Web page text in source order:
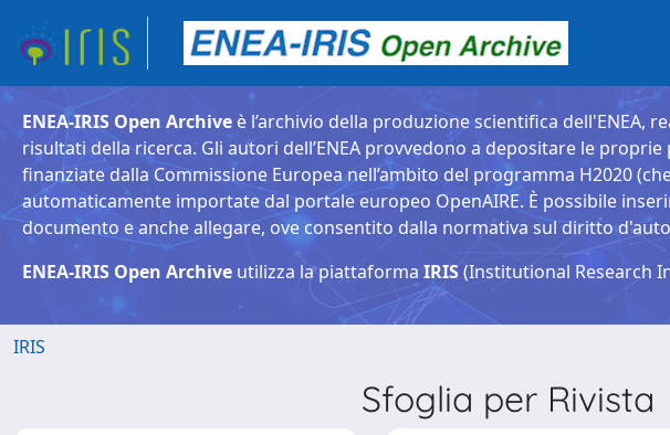
ENEA-IRIS Open Archive è l’archivio della produzione scientifica dell'ENEA,
risultati della ricerca. Gli autori dell’ENEA provvedono a depositare le
finanziate dalla Commissione Europea nell’ambito del programma H2020
automaticamente importate dal portale europeo OpenAIRE. È possibile
documento e anche allegare, ove consentito dalla normativa sul diritto
ENEA-IRIS Open Archive utilizza la piattaforma IRIS(Institutional Research
IRIS
Sfoglia per Rivista